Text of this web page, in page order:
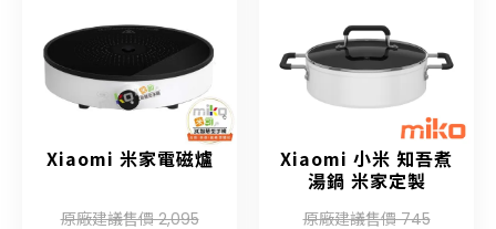
Xiaomi 米家電磁爐
原廠建議售價 2,095
Xiaomi 小米 知吾煮
湯鍋 米家定製
原廠建議售價 745